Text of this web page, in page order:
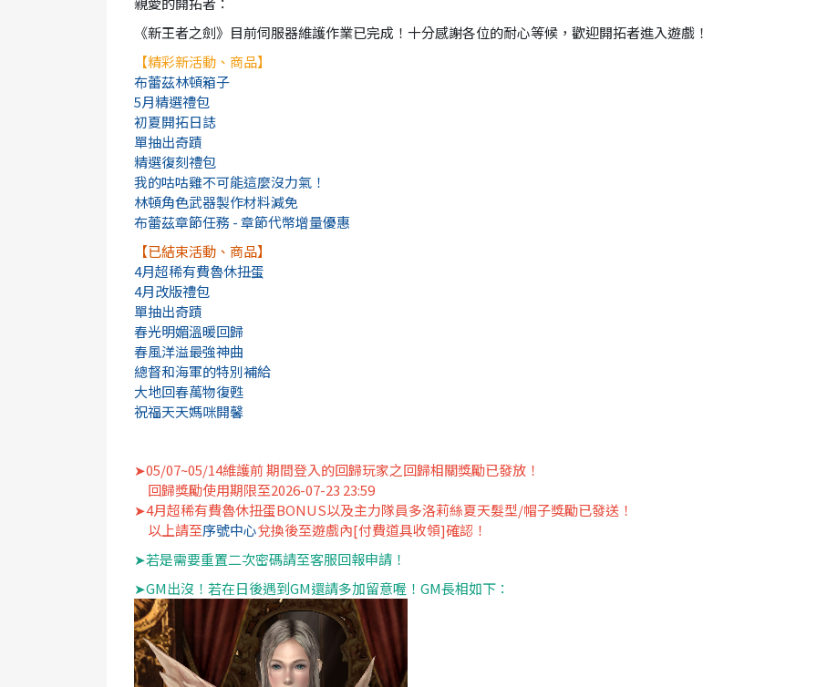
《新王者之劍》目前伺服器維護作業已完成！十分感謝各位的耐心等候，歡迎開拓者進入遊戲！
【精彩新活動、商品】
布蕾茲林頓箱子
5月精選禮包
初夏開拓日誌
單抽出奇蹟
精選復刻禮包
我的咕咕雞不可能這麼沒力氣！
林頓角色武器製作材料減免
布蕾茲章節任務 - 章節代幣增量優惠
【已結束活動、商品】
4月超稀有費魯休扭蛋
4月改版禮包
單抽出奇蹟
春光明媚溫暖回歸
春風洋溢最強神曲
總督和海軍的特別補給
大地回春萬物復甦
祝福天天媽咪開馨
➤05/07~05/14維護前 期間登入的回歸玩家之回歸相關獎勵已發放！
回歸獎勵使用期限至2026-07-23 23:59
➤4月超稀有費魯休扭蛋BONUS以及主力隊員多洛莉絲夏天髮型/帽子獎勵已發送！
以上請至序號中心兌換後至遊戲內[付費道具收領]確認！
➤若是需要重置二次密碼請至客服回報申請！
➤GM出沒！若在日後遇到GM還請多加留意喔！GM長相如下：